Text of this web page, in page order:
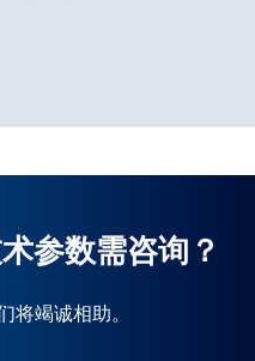
参数需咨询？
将竭诚相助。